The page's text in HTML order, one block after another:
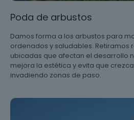
Poda de arbustos
Damos forma a los arbustos para
ordenados y saludables. Retiramos
ubicadas que afectan el desarrollo
mejora la estética y evita que
invadiendo zonas de paso.